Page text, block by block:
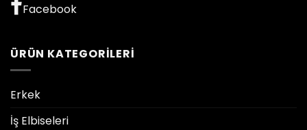
Facebook
ÜRÜN KATEGORILERI
Erkek
İş Elbiseleri